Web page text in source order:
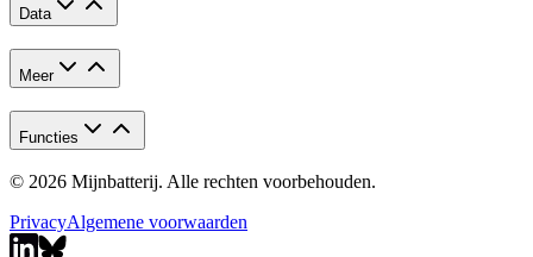
Data
Meer
Functies
© 2026 Mijnbatterij. Alle rechten voorbehouden.
PrivacyAlgemene voorwaarden